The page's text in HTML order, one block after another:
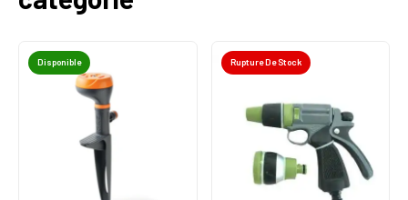
Disponible Rupture De Stock